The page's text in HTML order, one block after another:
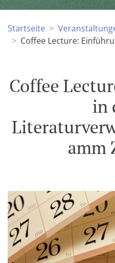
Startseite
Coffee Lecture:
Coffee
in
amm